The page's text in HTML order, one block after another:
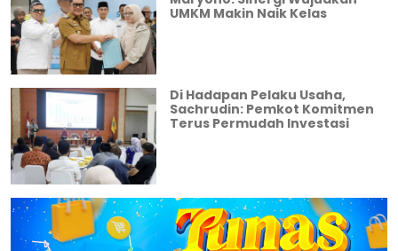
UMKM Makin Naik Kelas
Di Hadapan Pelaku Usaha,
Sachrudin: Pemkot Komitmen
Terus Permudah Investasi